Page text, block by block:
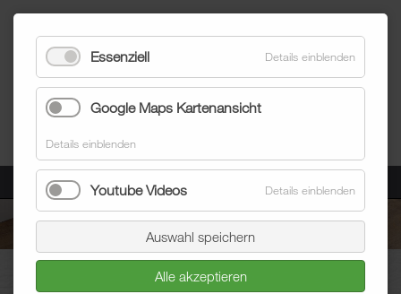
Menü
Blum Raumausstatter Bodenbeläge
Industrieböden Karlsruhe
von Ihrer Raumaustattung Blum
Essenziell Details einblenden
Google Maps Kartenansicht
Details einblenden
Youtube Videos Details einblenden
Auswahl speichern
Alle akzeptieren